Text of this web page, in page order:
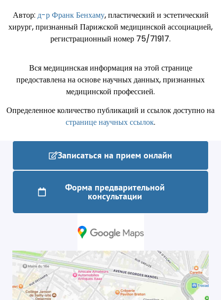
Автор: д-р Франк Бенхаму, пластический и эстетический
хирург, признанный Парижской медицинской ассоциацией,
регистрационный номер 75/71917.
Вся медицинская информация на этой странице
предоставлена ​​на основе научных данных, признанных
медицинской профессией.
Определенное количество публикаций и ссылок доступно на
странице научных ссылок.
Записаться на прием онлайн
Форма предварительной
консультации